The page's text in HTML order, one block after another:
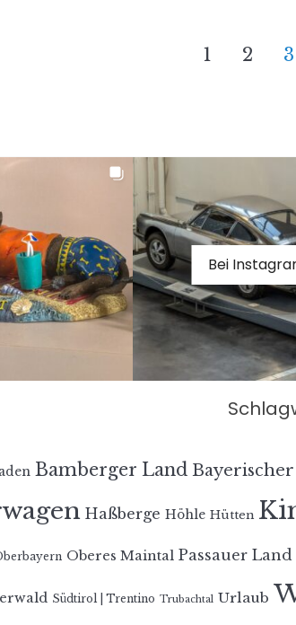
1 2 3
Bei
Bamberger Land Bayerischer
Haßberge Höhle Hütten
Oberes Maintal Passauer Land
Südtirol | Trentino Trubachtal Urlaub